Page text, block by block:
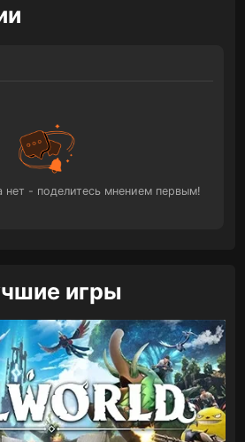
нет - поделитесь мнением первым!
игры